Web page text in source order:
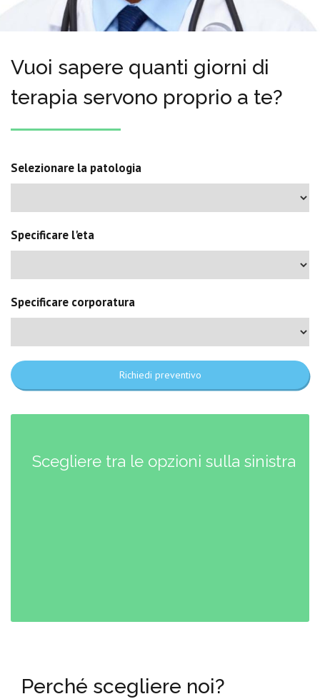
Vuoi sapere quanti giorni di
terapia servono proprio a te?
Selezionare la patologia
Specificare l'eta
Specificare corporatura
Richiedi preventivo
Scegliere tra le opzioni sulla sinistra
Perché scegliere noi?